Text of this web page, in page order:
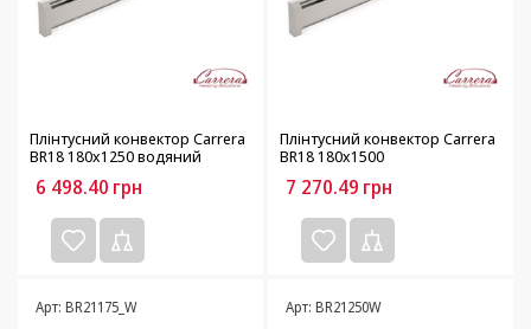
Плінтусний конвектор Carrera
BR18 180х1250 водяний
6 498.40 грн
Плінтусний конвектор Carrera
BR18 180х1500
7 270.49 грн
Арт: BR21175_W Арт: BR21250W